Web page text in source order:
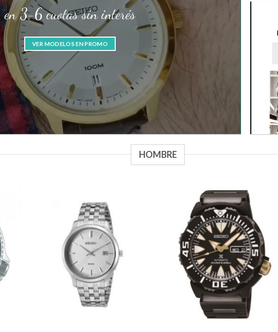
en 3-6 cuotas sin interés
VER MODELOS EN PROMO
HOMBRE